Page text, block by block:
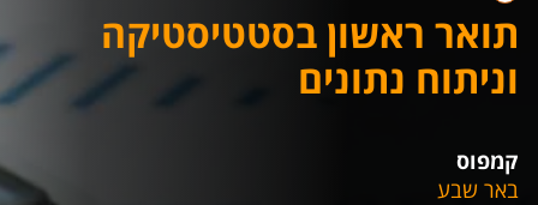
תואר ראשון בסטטיסטיקה
וניתוח נתונים
קמפוס
באר שבע